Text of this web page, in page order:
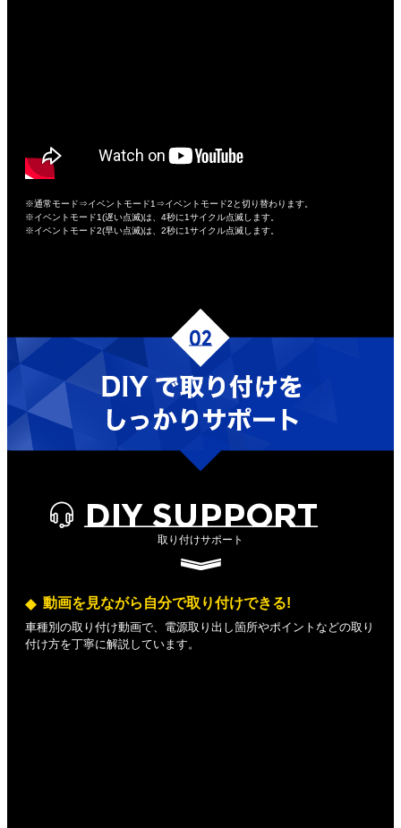
※通常モード⇒イベントモード1⇒イベントモード2と切り替わります。
※イベントモード1(遅い点滅)は、4秒に1サイクル点滅します。
※イベントモード2(早い点滅)は、2秒に1サイクル点滅します。
DIY SUPPORT
取り付けサポート
動画を見ながら自分で取り付けできる!
車種別の取り付け動画で、電源取り出し箇所やポイントなどの取り
付け方を丁寧に解説しています。